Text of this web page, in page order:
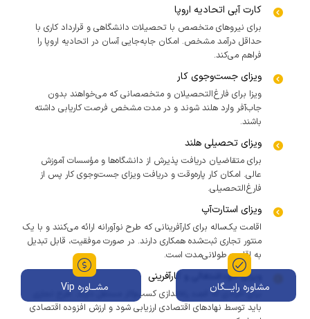
کارت آبی اتحادیه اروپا
برای نیروهای متخصص با تحصیلات دانشگاهی و قرارداد کاری با
حداقل درآمد مشخص. امکان جابه‌جایی آسان در اتحادیه اروپا را
فراهم می‌کند.
ویزای جست‌وجوی کار
ویزا برای فارغ‌التحصیلان و متخصصانی که می‌خواهند بدون
جاب‌آفر وارد هلند شوند و در مدت مشخص فرصت کاریابی داشته
باشند.
ویزای تحصیلی هلند
برای متقاضیان دریافت پذیرش از دانشگاه‌ها و مؤسسات آموزش
عالی. امکان کار پاره‌وقت و دریافت ویزای جست‌وجوی کار پس از
فارغ‌التحصیلی.
ویزای استارت‌آپ
اقامت یک‌ساله برای کارآفرینانی که طرح نوآورانه ارائه می‌کنند و با یک
منتور تجاری ثبت‌شده همکاری دارند. در صورت موفقیت، قابل تبدیل
به اقامت طولانی‌مدت است.
ویزای خوداشتغالی و کارآفرینی
برای افرادی که قصد راه‌اندازی کسب‌وکار مستقل دارند. طرح تجاری
باید توسط نهادهای اقتصادی ارزیابی شود و ارزش افزوده اقتصادی
مشاوره رایـــگان مشــاوره Vip